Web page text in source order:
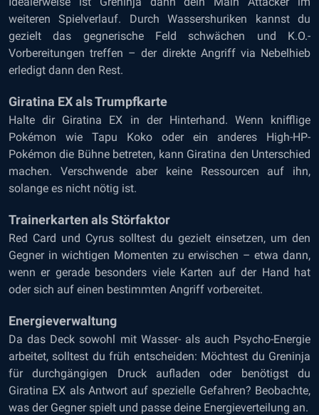
weiteren Spielverlauf. Durch Wassershuriken kannst du
gezielt das gegnerische Feld schwächen und K.O.-
Vorbereitungen treffen – der direkte Angriff via Nebelhieb
erledigt dann den Rest.
Giratina EX als Trumpfkarte
Halte dir Giratina EX in der Hinterhand. Wenn knifflige
Pokémon wie Tapu Koko oder ein anderes High-HP-
Pokémon die Bühne betreten, kann Giratina den Unterschied
machen. Verschwende aber keine Ressourcen auf ihn,
solange es nicht nötig ist.
Trainerkarten als Störfaktor
Red Card und Cyrus solltest du gezielt einsetzen, um den
Gegner in wichtigen Momenten zu erwischen – etwa dann,
wenn er gerade besonders viele Karten auf der Hand hat
oder sich auf einen bestimmten Angriff vorbereitet.
Energieverwaltung
Da das Deck sowohl mit Wasser- als auch Psycho-Energie
arbeitet, solltest du früh entscheiden: Möchtest du Greninja
für durchgängigen Druck aufladen oder benötigst du
Giratina EX als Antwort auf spezielle Gefahren? Beobachte,
was der Gegner spielt und passe deine Energieverteilung an.